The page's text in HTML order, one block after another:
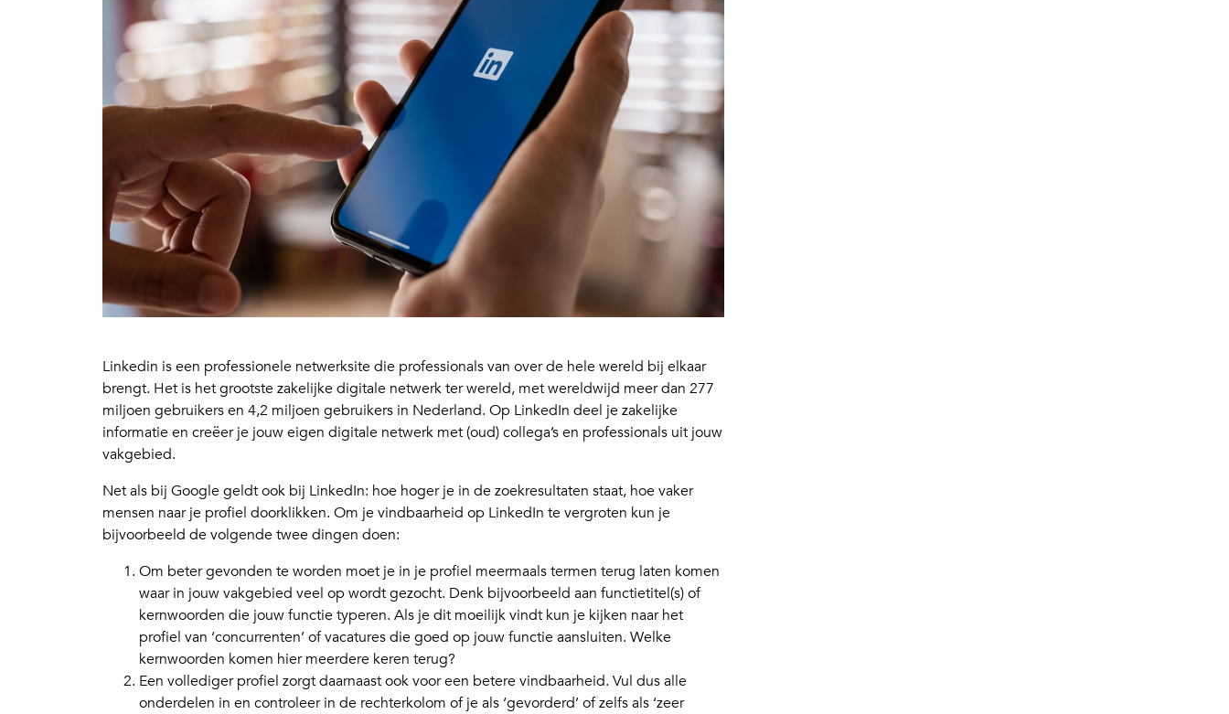
Linkedin is een professionele netwerksite die professionals van over de hele wereld bij elkaar
brengt. Het is het grootste zakelijke digitale netwerk ter wereld, met wereldwijd meer dan 277
miljoen gebruikers en 4,2 miljoen gebruikers in Nederland. Op LinkedIn deel je zakelijke
informatie en creëer je jouw eigen digitale netwerk met (oud) collega’s en professionals uit jouw
vakgebied.
Net als bij Google geldt ook bij LinkedIn: hoe hoger je in de zoekresultaten staat, hoe vaker
mensen naar je profiel doorklikken. Om je vindbaarheid op LinkedIn te vergroten kun je
bijvoorbeeld de volgende twee dingen doen:
Om beter gevonden te worden moet je in je profiel meermaals termen terug laten komen
waar in jouw vakgebied veel op wordt gezocht. Denk bijvoorbeeld aan functietitel(s) of
kernwoorden die jouw functie typeren. Als je dit moeilijk vindt kun je kijken naar het
profiel van ‘concurrenten’ of vacatures die goed op jouw functie aansluiten. Welke
kernwoorden komen hier meerdere keren terug?
Een vollediger profiel zorgt daarnaast ook voor een betere vindbaarheid. Vul dus alle
onderdelen in en controleer in de rechterkolom of je als ‘gevorderd’ of zelfs als ‘zeer